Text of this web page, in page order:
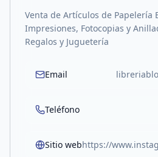
Venta de Artículos de Papelería
Impresiones, Fotocopias y
Regalos y Juguetería
Email
Teléfono
Sitio web